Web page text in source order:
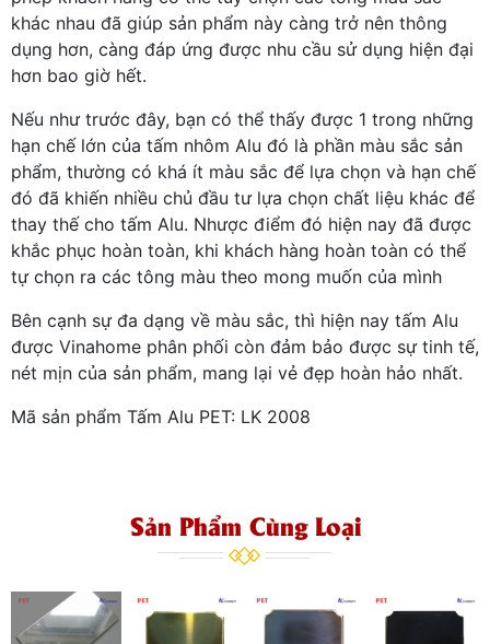
khác nhau đã giúp sản phẩm này càng trở nên thông
dụng hơn, càng đáp ứng được nhu cầu sử dụng hiện đại
hơn bao giờ hết.
Nếu như trước đây, bạn có thể thấy được 1 trong những
hạn chế lớn của tấm nhôm Alu đó là phần màu sắc sản
phẩm, thường có khá ít màu sắc để lựa chọn và hạn chế
đó đã khiến nhiều chủ đầu tư lựa chọn chất liệu khác để
thay thế cho tấm Alu. Nhược điểm đó hiện nay đã được
khắc phục hoàn toàn, khi khách hàng hoàn toàn có thể
tự chọn ra các tông màu theo mong muốn của mình
Bên cạnh sự đa dạng về màu sắc, thì hiện nay tấm Alu
được Vinahome phân phối còn đảm bảo được sự tinh tế,
nét mịn của sản phẩm, mang lại vẻ đẹp hoàn hảo nhất.
Mã sản phẩm Tấm Alu PET: LK 2008
Sản Phẩm Cùng Loại